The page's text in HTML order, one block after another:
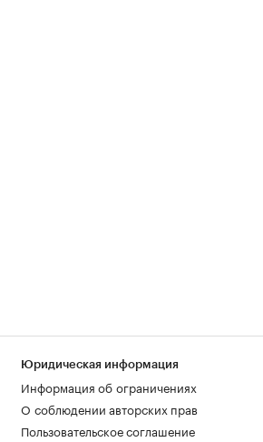
Юридическая информация
Информация об ограничениях
О соблюдении авторских прав
Пользовательское соглашение